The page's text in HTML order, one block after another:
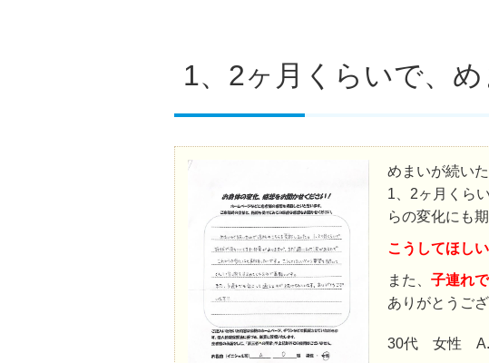
1、2ヶ月くらいで、
めまいが続い
1、2ヶ月くら
らの変化にも
こうしてほし
また、 子連れ
ありがとうござ
30代 女性